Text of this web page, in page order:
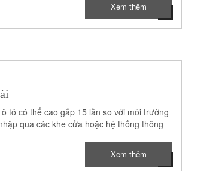
Xem thêm
tô có thể cao gấp 15 lần so với môi trường
qua các khe cửa hoặc hệ thống thông
Xem thêm